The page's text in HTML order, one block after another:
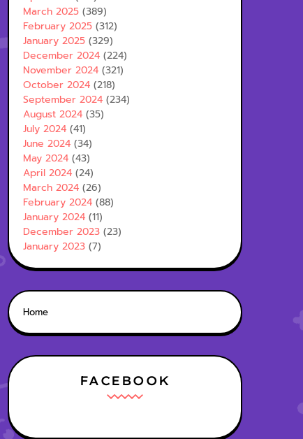
March 2025 (389)
February 2025 (312)
January 2025 (329)
December 2024 (224)
November 2024 (321)
October 2024 (218)
September 2024 (234)
August 2024 (35)
July 2024 (41)
June 2024 (34)
May 2024 (43)
April 2024 (24)
March 2024 (26)
February 2024 (88)
January 2024 (11)
December 2023 (23)
January 2023 (7)
Home
FACEBOOK